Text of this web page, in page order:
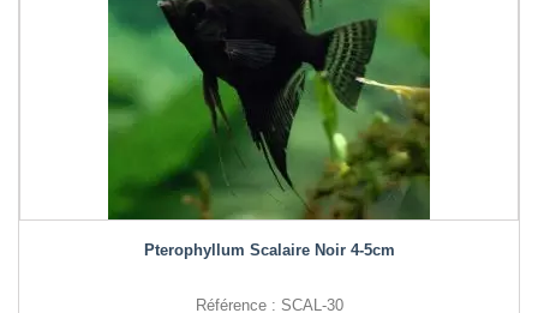
Pterophyllum Scalaire Noir 4-5cm
Référence : SCAL-30